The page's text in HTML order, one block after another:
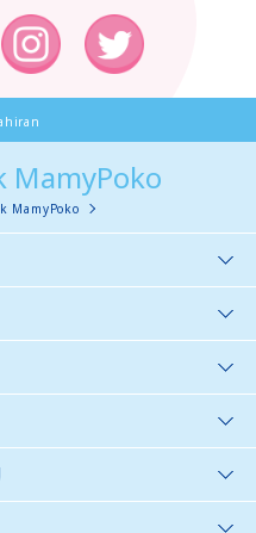
MamyPoko
MamyPoko